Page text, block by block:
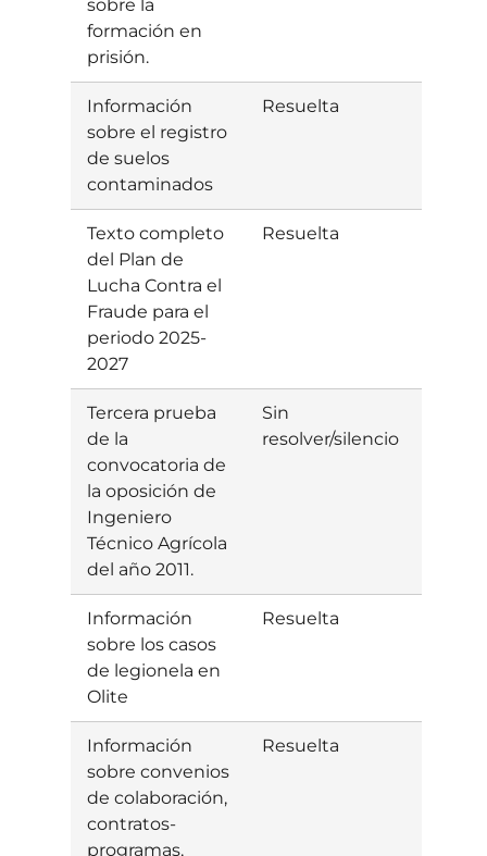
sobre la
formación en
prisión.
Información
sobre el registro
de suelos
contaminados
Resuelta
Texto completo
del Plan de
Lucha Contra el
Fraude para el
periodo 2025-
2027
Resuelta
Tercera prueba
de la
convocatoria de
la oposición de
Ingeniero
Técnico Agrícola
del año 2011.
Sin
resolver/silencio
Información
sobre los casos
de legionela en
Olite
Resuelta
Información
sobre convenios
de colaboración,
contratos-
programas,
Resuelta